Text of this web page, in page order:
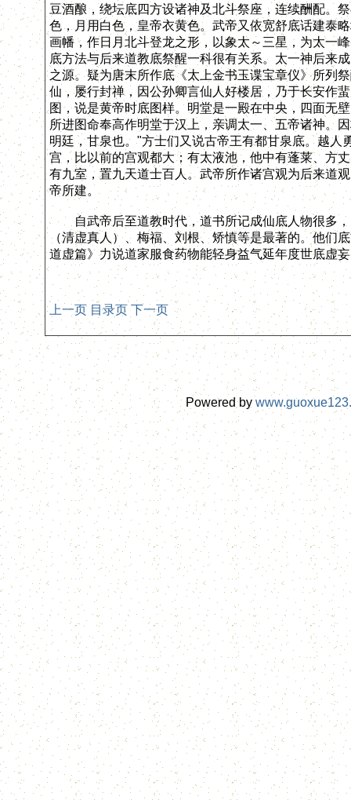
豆酒酿，绕坛底四方设诸神及北斗祭座，连续酬配。
色，月用白色，皇帝衣黄色。武帝又依宽舒底话建泰
画幡，作日月北斗登龙之形，以象太～三星，为太一
底方法与后来道教底祭醒一科很有关系。太一神后来
之源。疑为唐末所作底《太上金书玉谍宝章仪》所列
仙，屡行封禅，因公孙卿言仙人好楼居，乃于长安作
图，说是黄帝时底图样。明堂是一殿在中央，四面无
所进图命奉高作明堂于汉上，亲调太一、五帝诸神。
明廷，甘泉也。"方士们又说古帝王有都甘泉底。越
宫，比以前的宫观都大；有太液池，他中有蓬莱、方
有九室，置九天道士百人。武帝所作诸宫观为后来道
帝所建。
自武帝后至道教时代，道书所记成仙底人物很多，
（清虚真人）、梅福、刘根、矫慎等是最著的。他们
道虚篇》力说道家服食药物能轻身益气延年度世底虚
上一页 目录页 下一页
Powered by